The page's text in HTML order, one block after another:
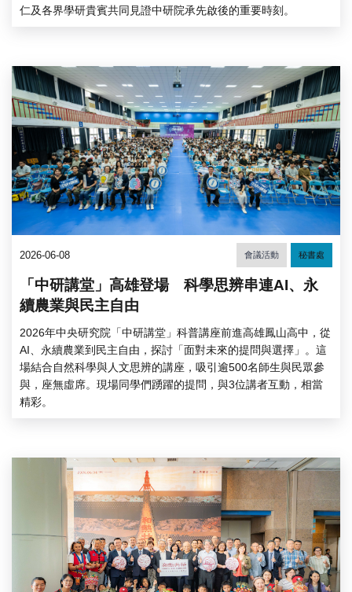
仁及各界學研貴賓共同見證中研院承先啟後的重要時刻。
2026-06-08 會議活動 秘書處
「中研講堂」高雄登場 科學思辨串連AI、永
續農業與民主自由
2026年中央研究院「中研講堂」科普講座前進高雄鳳山高中，從
AI、永續農業到民主自由，探討「面對未來的提問與選擇」。這
場結合自然科學與人文思辨的講座，吸引逾500名師生與民眾參
與，座無虛席。現場同學們踴躍的提問，與3位講者互動，相當
精彩。